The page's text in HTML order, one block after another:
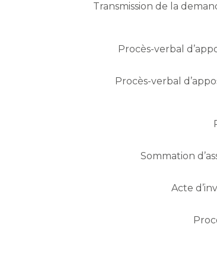
Transmission de la
Procès-verbal
Procès-verbal
Sommation
Acte